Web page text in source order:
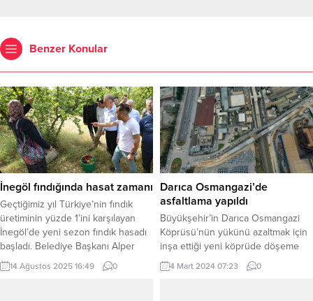
Benzer Konular
İnegöl fındığında hasat zamanı
Geçtiğimiz yıl Türkiye’nin fındık
üretiminin yüzde 1’ini karşılayan
İnegöl’de yeni sezon fındık hasadı
başladı. Belediye Başkanı Alper
Taban Konurlar Mahallesinde fındık
bahçesinde yapılan hasada
14 Ağustos 2025 16:49 0
Darıca Osmangazi’de
asfaltlama yapıldı
Büyükşehir’in Darıca Osmangazi
Köprüsü’nün yükünü azaltmak için
inşa ettiği yeni köprüde döşeme
betonu döküldü, köprü girişi ve yan
yollarında asfaltlama yapıldı
4 Mart 2024 07:23 0